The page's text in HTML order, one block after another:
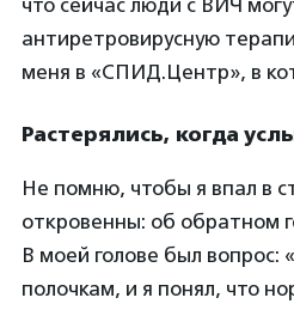
что сейчас люди с ВИЧ
антиретровирусную
меня в «СПИД.Центр», в
Растерялись, когда
Не помню, чтобы я впал в
откровенны: об обратном
В моей голове был вопрос:
полочкам, и я понял, что